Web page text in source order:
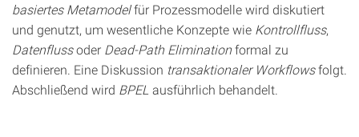
basiertes Metamodelfür Prozessmodelle wird diskutiert
und genutzt, um wesentliche Konzepte wie Kontrollfluss,
Datenflussoder Dead-Path Eliminationformal zu
definieren. Eine Diskussion transaktionaler Workflowsfolgt.
Abschließend wird BPEL ausführlich behandelt.